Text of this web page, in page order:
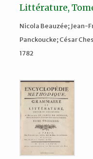
Littérature,
Nicola Beauzée; Jean-
Panckoucke; César
1782